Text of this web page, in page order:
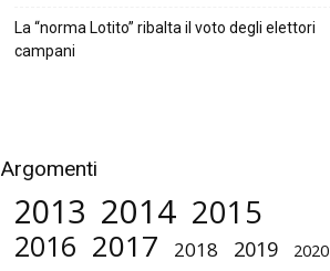
La “norma Lotito” ribalta il voto degli elettori
campani
Argomenti
2013 2014 2015
2016 2017 2018 2019 2020